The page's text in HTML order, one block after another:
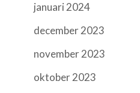
januari 2024
december 2023
november 2023
oktober 2023